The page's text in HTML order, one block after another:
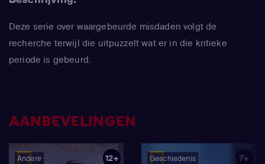
Deze serie over waargebeurde misdaden volgt de
recherche terwijl die uitpuzzelt wat er in die kritieke
periode is gebeurd.
AANBEVELINGEN
Andere
12+
Geschiedenis
7+